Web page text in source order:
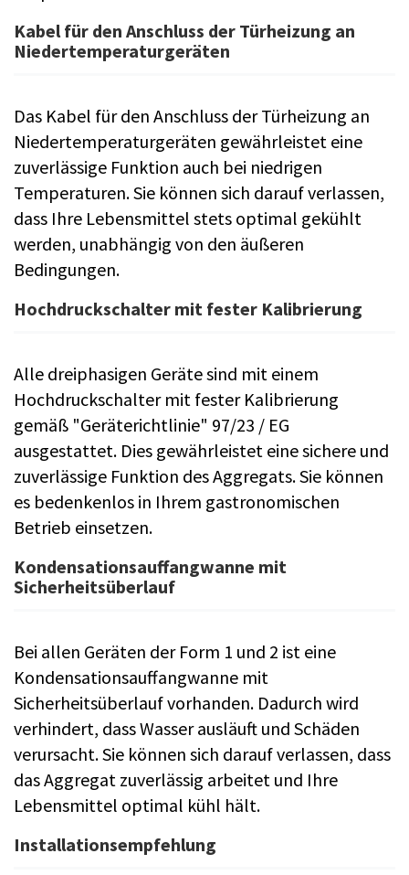
Kabel für den Anschluss der Türheizung an
Niedertemperaturgeräten
Das Kabel für den Anschluss der Türheizung an
Niedertemperaturgeräten gewährleistet eine
zuverlässige Funktion auch bei niedrigen
Temperaturen. Sie können sich darauf verlassen,
dass Ihre Lebensmittel stets optimal gekühlt
werden, unabhängig von den äußeren
Bedingungen.
Hochdruckschalter mit fester Kalibrierung
Alle dreiphasigen Geräte sind mit einem
Hochdruckschalter mit fester Kalibrierung
gemäß "Geräterichtlinie" 97/23 / EG
ausgestattet. Dies gewährleistet eine sichere und
zuverlässige Funktion des Aggregats. Sie können
es bedenkenlos in Ihrem gastronomischen
Betrieb einsetzen.
Kondensationsauffangwanne mit
Sicherheitsüberlauf
Bei allen Geräten der Form 1 und 2 ist eine
Kondensationsauffangwanne mit
Sicherheitsüberlauf vorhanden. Dadurch wird
verhindert, dass Wasser ausläuft und Schäden
verursacht. Sie können sich darauf verlassen, dass
das Aggregat zuverlässig arbeitet und Ihre
Lebensmittel optimal kühl hält.
Installationsempfehlung